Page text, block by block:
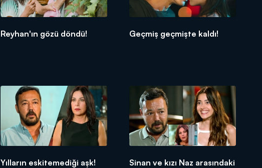
Reyhan'ın gözü döndü! Geçmiş geçmişte kaldı!
Yılların eskitemediği aşk!
Sinan ve kızı Naz arasındaki